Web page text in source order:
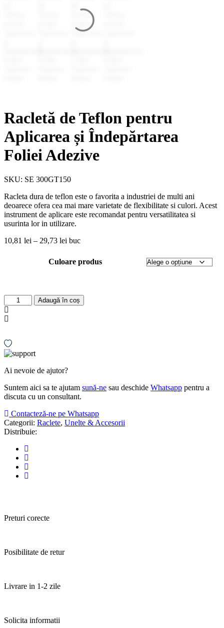
Racletă de Teflon pentru
Aplicarea și Îndepărtarea
Foliei Adezive
SKU: SE 300GT150
Racleta dura de teflon este o favorita a industriei de multi ani
deoarece ofera cea mai mare varietate de flexibilitate si culori. Acest
instrument de aplicare este recomandat pentru versatilitatea si
usurinta lor in utilizare.
10,81 lei – 29,73 lei buc
Culoare produs
Cantitate
Racletă
de
Aplicarea
și
Foliei
Adaugă în coș
Ai nevoie de ajutor?
Suntem aici sa te ajutam sună-ne sau deschide Whatsapp pentru a
discuta cu un consultant.
Contacteză-ne pe Whatsapp
Categorii: Raclete, Unelte & Accesorii
Distribuie:
Preturi corecte
Posibilitate de retur
Livrare in 1-2 zile
Solicita informatii